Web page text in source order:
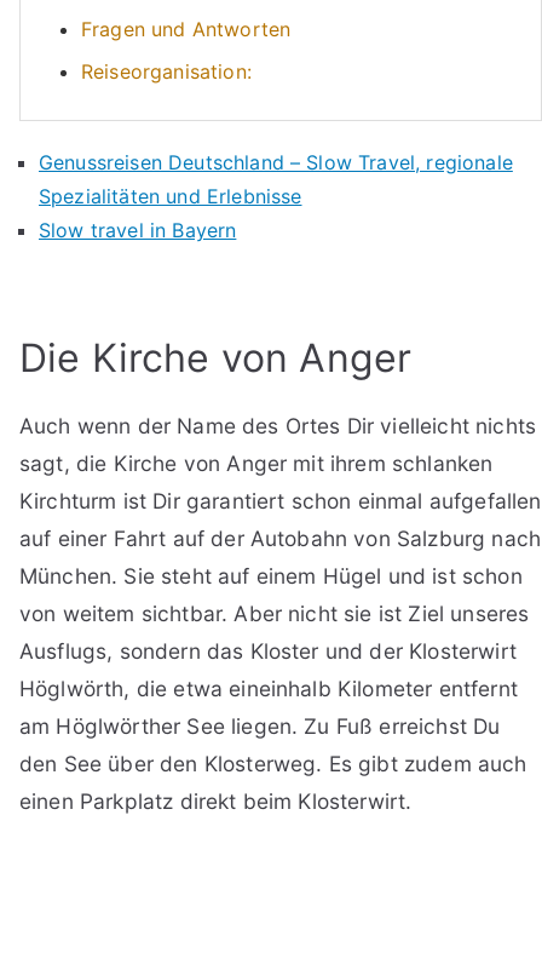
Fragen und Antworten
Reiseorganisation:
Genussreisen Deutschland – Slow Travel, regionale
Spezialitäten und Erlebnisse
Slow travel in Bayern
Die Kirche von Anger
Auch wenn der Name des Ortes Dir vielleicht nichts
sagt, die Kirche von Anger mit ihrem schlanken
Kirchturm ist Dir garantiert schon einmal aufgefallen
auf einer Fahrt auf der Autobahn von Salzburg nach
München. Sie steht auf einem Hügel und ist schon
von weitem sichtbar. Aber nicht sie ist Ziel unseres
Ausflugs, sondern das Kloster und der Klosterwirt
Höglwörth, die etwa eineinhalb Kilometer entfernt
am Höglwörther See liegen. Zu Fuß erreichst Du
den See über den Klosterweg. Es gibt zudem auch
einen Parkplatz direkt beim Klosterwirt.